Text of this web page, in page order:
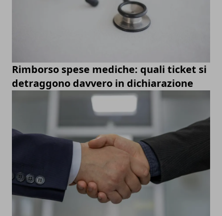
Rimborso spese mediche: quali ticket si
detraggono davvero in dichiarazione